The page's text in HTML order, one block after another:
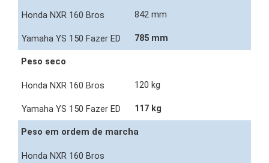
842 mm
785 mm
Peso seco
120 kg
117 kg
Peso em ordem de marcha